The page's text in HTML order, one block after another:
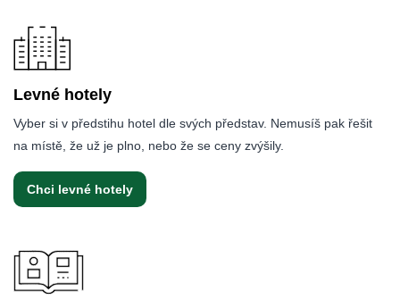
Levné hotely
Vyber si v předstihu hotel dle svých představ. Nemusíš pak řešit
na místě, že už je plno, nebo že se ceny zvýšily.
Chci levné hotely